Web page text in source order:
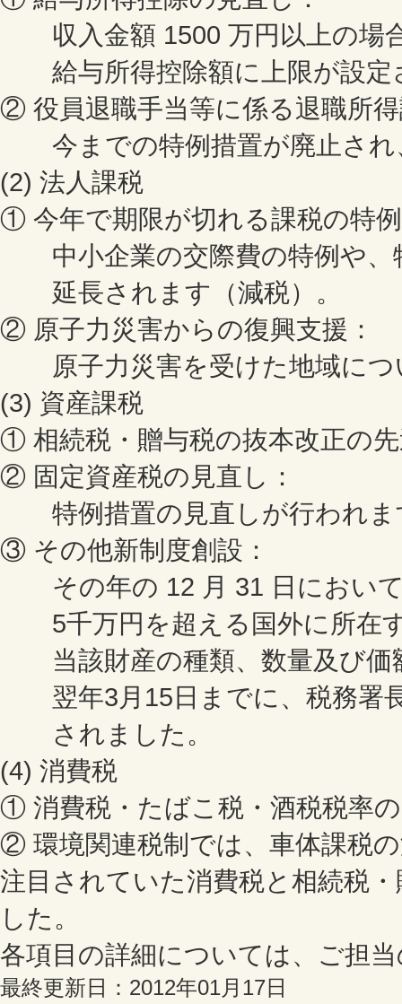
収入金額 1500 万円以上の場
給与所得控除額に上限が設定
② 役員退職手当等に係る退職所
今までの特例措置が廃止され
(2) 法人課税
① 今年で期限が切れる課税の特
中小企業の交際費の特例や、
延長されます（減税）。
② 原子力災害からの復興支援：
原子力災害を受けた地域につ
(3) 資産課税
① 相続税・贈与税の抜本改正の
② 固定資産税の見直し：
特例措置の見直しが行われま
③ その他新制度創設：
その年の 12 月 31 日において
5千万円を超える国外に所在
当該財産の種類、数量及び価
翌年3月15日までに、税務署
されました。
(4) 消費税
① 消費税・たばこ税・酒税税率
② 環境関連税制では、車体課税
注目されていた消費税と相続税
した。
各項目の詳細については、ご担
最終更新日：2012年01月17日